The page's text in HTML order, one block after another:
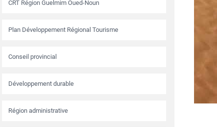
CRT Région Guelmim Oued-Noun
Plan Développement Régional Tourisme
Conseil provincial
Développement durable
Région administrative